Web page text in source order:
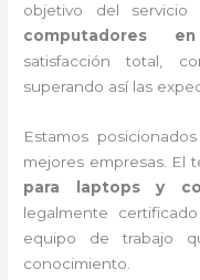
objetivo del
computadores
satisfacción total,
superando así las
Estamos
mejores empresas. El
para laptops y
legalmente
equipo de trabajo
conocimiento.